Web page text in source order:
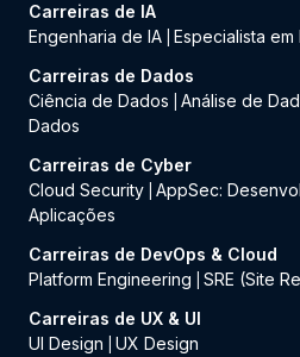
Carreiras de IA
Engenharia de IA Especialista em
Carreiras de Dados
Ciência de Dados
Análise de
Dados
Carreiras de Cyber
Cloud Security AppSec:
Aplicações
Carreiras de DevOps & Cloud
Platform Engineering
SRE (Site
Carreiras de UX & UI
UI Design
UX Design